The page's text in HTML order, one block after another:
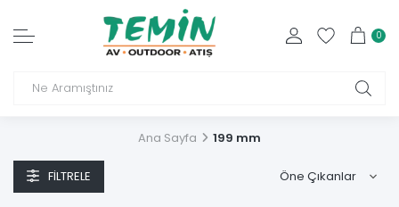
0
Ana Sayfa 199 mm
FILTRELE